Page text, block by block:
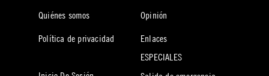
Quiénes somos
Política de privacidad
Opinión
Enlaces
ESPECIALES